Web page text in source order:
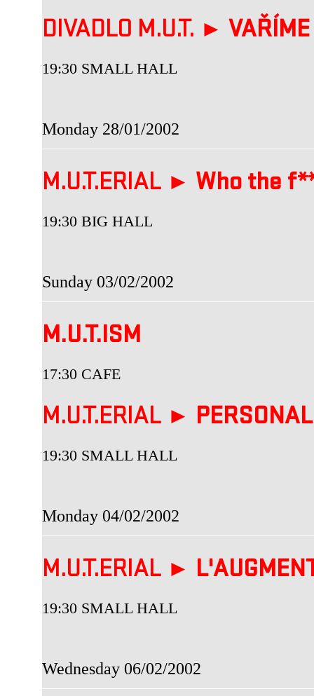
DIVADLO M.U.T. ►
19:30 SMALL HALL
Monday 28/01/2002
M.U.T.ERIAL ► Who the
19:30 BIG HALL
Sunday 03/02/2002
M.U.T.ISM
17:30 CAFE
M.U.T.ERIAL ►
19:30 SMALL HALL
Monday 04/02/2002
M.U.T.ERIAL ►
19:30 SMALL HALL
Wednesday 06/02/2002